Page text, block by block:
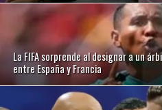
La FIFA sorprende al designar a un
entre España y Francia